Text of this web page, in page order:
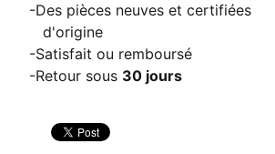
Des pièces neuves et certifiées
d'origine
Satisfait ou remboursé
Retour sous 30 jours